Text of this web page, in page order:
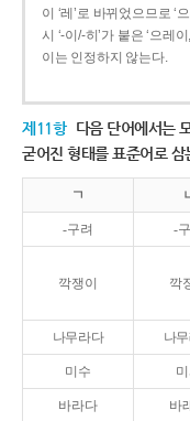
이 ‘레’로 바뀌었으므로 ‘
시 ‘-이/-히’가 붙은 ‘으레
이는 인정하지 않는다.
제11항 다음 단어에서는
굳어진 형태를 표준어로
ㄱ
-구려 -
깍쟁이 깍
나무라다 나
미수 미
바라다 바